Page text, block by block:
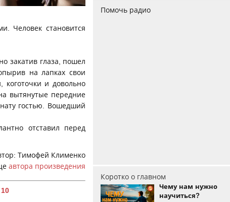
Человек становится
закатив глаза, пошел
на лапках свои
и довольно
вытянутые передние
гостью. Вошедший
отставил перед
Тимофей Клименко
автора произведения
Помочь радио
Коротко о главном
Чему нам нужно
научиться?